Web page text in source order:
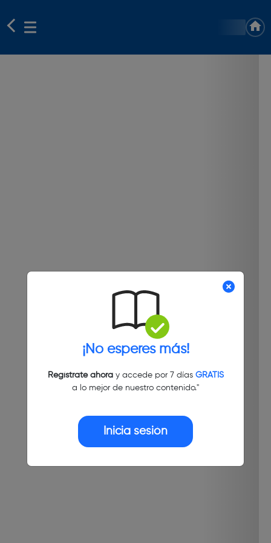
¡No esperes más!
Regístrate ahoray accede por 7 días GRATIS
a lo mejor de nuestro contenido."
Inicia sesión